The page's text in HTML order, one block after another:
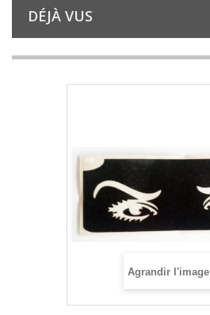
DÉJÀ VUS
Agrandir l'image